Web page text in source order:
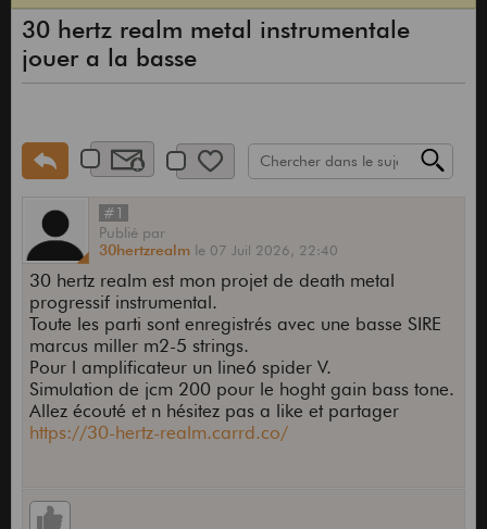
30 hertz realm metal instrumentale
jouer a la basse
#1
Publié par
30hertzrealm le 07 Juil 2026, 22:40
30 hertz realm est mon projet de death metal
progressif instrumental.
Toute les parti sont enregistrés avec une basse SIRE
marcus miller m2-5 strings.
Pour l amplificateur un line6 spider V.
Simulation de jcm 200 pour le hoght gain bass tone.
Allez écouté et n hésitez pas a like et partager
https://30-hertz-realm.carrd.co/